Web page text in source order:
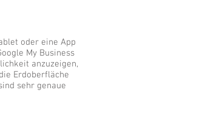
oder eine App
My Business
anzuzeigen,
Erdoberfläche
sehr genaue